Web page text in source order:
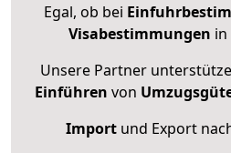
Egal, ob bei
Visabestimmungen in
Unsere Partner
Einführen von
Importund Export